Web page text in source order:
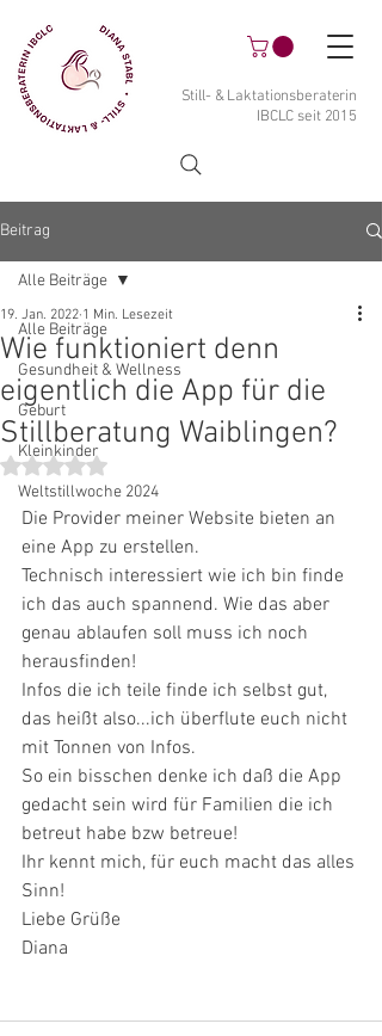
Still- & Laktationsberaterin
IBCLC seit 2015
Beitrag
Alle Beiträge
Gesundheit & Wellness
Geburt
Kleinkinder
Weltstillwoche 2024
Alle Beiträge
Wie funktioniert denn
eigentlich die App für die
Stillberatung Waiblingen?
19. Jan. 2022 1 Min. Lesezeit
Mit NaN von 5 Sternen bewertet.
Die Provider meiner Website bieten an
eine App zu erstellen.
Technisch interessiert wie ich bin finde
ich das auch spannend. Wie das aber
genau ablaufen soll muss ich noch
herausfinden!
Infos die ich teile finde ich selbst gut,
das heißt also...ich überflute euch nicht
mit Tonnen von Infos.
So ein bisschen denke ich daß die App
gedacht sein wird für Familien die ich
betreut habe bzw betreue!
Ihr kennt mich, für euch macht das alles
Sinn!
Liebe Grüße
Diana